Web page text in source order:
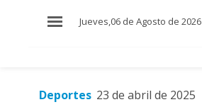
Jueves,06 de Agosto de 2026
Deportes 23 de abril de 2025